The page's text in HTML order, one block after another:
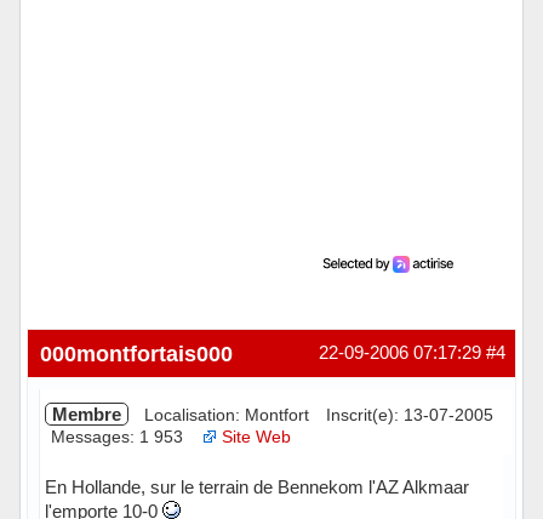
#4
22-09-2006 07:17:29
000montfortais000
Membre Localisation: Montfort
Inscrit(e): 13-07-2005
Messages: 1 953
Site Web
En Hollande, sur le terrain de Bennekom l'AZ Alkmaar
l'emporte 10-0